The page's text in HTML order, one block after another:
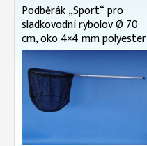
Podběrák „Sport“ pro
sladkovodní rybolov Ø 70
cm, oko 4×4 mm polyester